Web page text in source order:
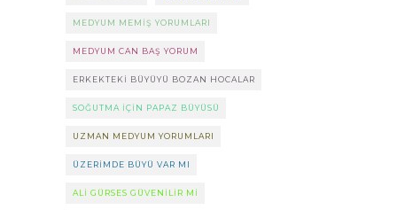
MEDYUM MEMIŞ YORUMLARI
MEDYUM CAN BAŞ YORUM
ERKEKTEKI BÜYÜYÜ BOZAN HOCALAR
SOĞUTMA IÇIN PAPAZ BÜYÜSÜ
UZMAN MEDYUM YORUMLARI
ÜZERIMDE BÜYÜ VAR MI
ALI GÜRSES GÜVENILIR MI